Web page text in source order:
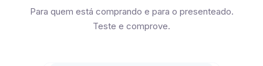
Para quem está comprando e para o presenteado.
Teste e comprove.